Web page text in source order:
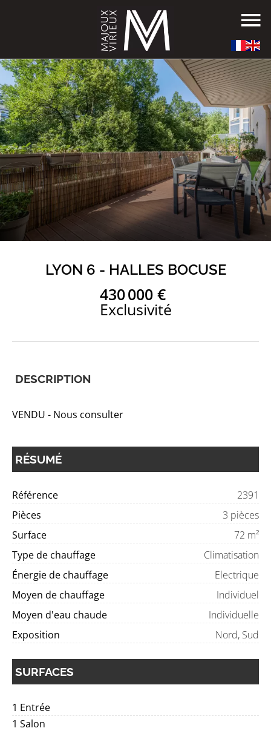
LYON 6 - HALLES BOCUSE
430 000 €
Exclusivité
DESCRIPTION
VENDU - Nous consulter
RÉSUMÉ
Référence
2391
Pièces
3 pièces
Surface
72 m²
Type de chauffage
Climatisation
Énergie de chauffage
Electrique
Moyen de chauffage
Individuel
Moyen d'eau chaude
Individuelle
Exposition
Nord, Sud
SURFACES
1 Entrée
1 Salon